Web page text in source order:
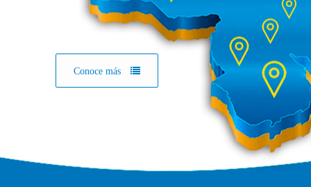
Conoce más